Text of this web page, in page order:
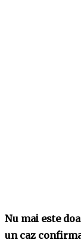
Nu mai este
un caz